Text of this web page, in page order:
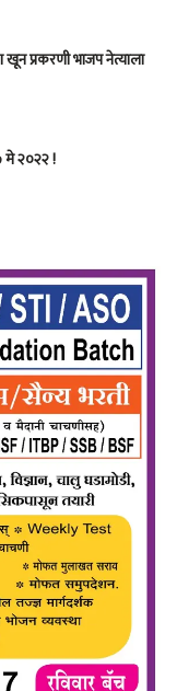
प्रकरणी भाजप नेत्याला
मे २०२२ !